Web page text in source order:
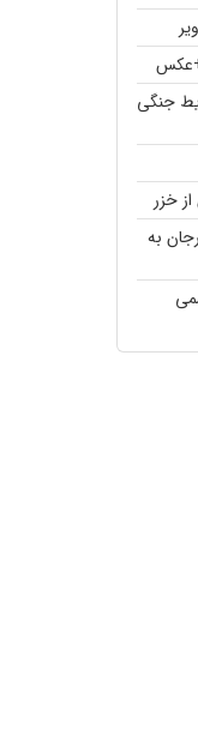
جنگی
به